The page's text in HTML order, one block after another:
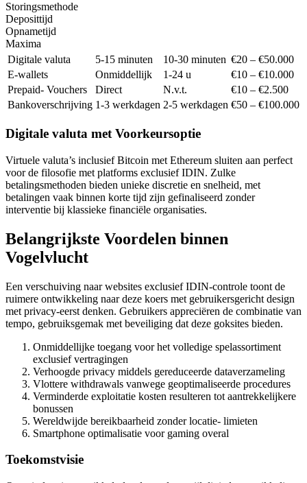
Storingsmethode
Deposittijd
Opnametijd
Maxima
Digitale valuta
5-15 minuten 10-30 minuten €20 – €50.000
E-wallets
Onmiddellijk 1-24 u
€10 – €10.000
Prepaid- Vouchers
Direct N.v.t.
€10 – €2.500
Bankoverschrijving 1-3 werkdagen 2-5 werkdagen €50 – €100.000
Digitale valuta met Voorkeursoptie
Virtuele valuta’s inclusief Bitcoin met Ethereum sluiten aan perfect
voor de filosofie met platforms exclusief IDIN. Zulke
betalingsmethoden bieden unieke discretie en snelheid, met
betalingen vaak binnen korte tijd zijn gefinaliseerd zonder
interventie bij klassieke financiële organisaties.
Belangrijkste Voordelen binnen
Vogelvlucht
Een verschuiving naar websites exclusief IDIN-controle toont de
ruimere ontwikkeling naar deze koers met gebruikersgericht design
met privacy-eerst denken. Gebruikers appreciëren de combinatie van
tempo, gebruiksgemak met beveiliging dat deze goksites bieden.
Onmiddellijke toegang voor het volledige spelassortiment
exclusief vertragingen
Verhoogde privacy middels gereduceerde dataverzameling
Vlottere withdrawals vanwege geoptimaliseerde procedures
Verminderde exploitatie kosten resulteren tot aantrekkelijkere
bonussen
Wereldwijde bereikbaarheid zonder locatie- limieten
Smartphone optimalisatie voor gaming overal
Toekomstvisie